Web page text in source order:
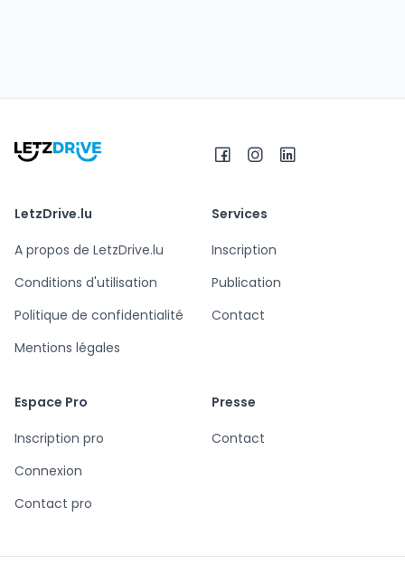
LetzDrive.lu
A propos de LetzDrive.lu
Conditions d'utilisation
Politique de confidentialité
Mentions légales
Services
Inscription
Publication
Contact
Espace Pro
Inscription pro
Connexion
Contact pro
Presse
Contact